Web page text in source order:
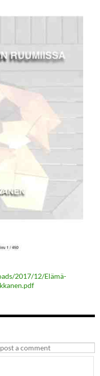
2017/12/Elämä-
a comment